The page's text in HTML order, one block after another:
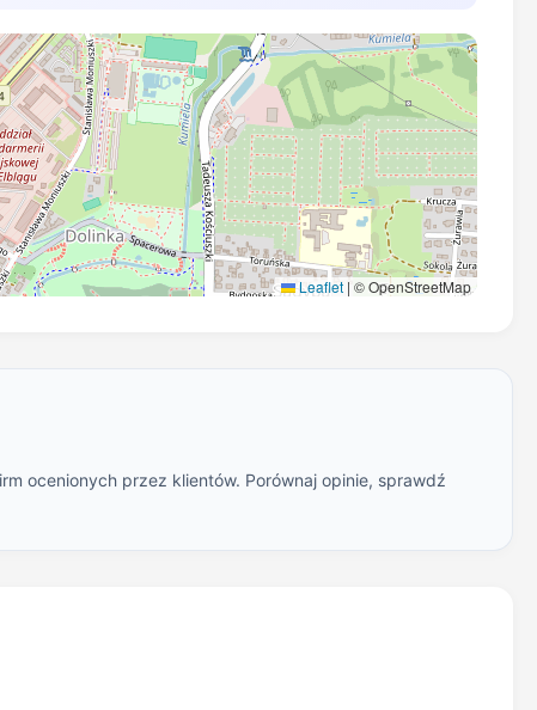
Leaflet | © OpenStreetMap
ocenionych przez klientów. Porównaj opinie, sprawdź